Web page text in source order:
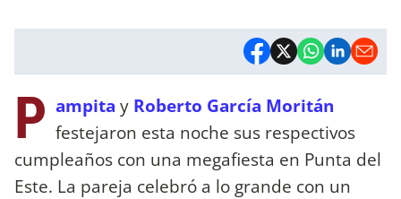
P ampita y Roberto García Moritán
festejaron esta noche sus respectivos
cumpleaños con una megafiesta en Punta del
Este. La pareja celebró a lo grande con un